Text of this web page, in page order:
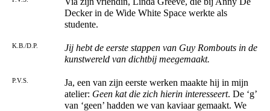
Decker in de Wide White Space werkte als
studente.
K.B./D.P.
Jij hebt de eerste stappen van Guy Rombouts in de
kunstwereld van dichtbij meegemaakt.
P.V.S.
Ja, een van zijn eerste werken maakte hij in mijn
atelier: Geen kat die zich hierin interesseert. De ‘g’
van ‘geen’ hadden we van kaviaar gemaakt. We